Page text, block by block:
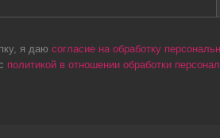
я даю согласие на обработку
политикой в отношении обработки